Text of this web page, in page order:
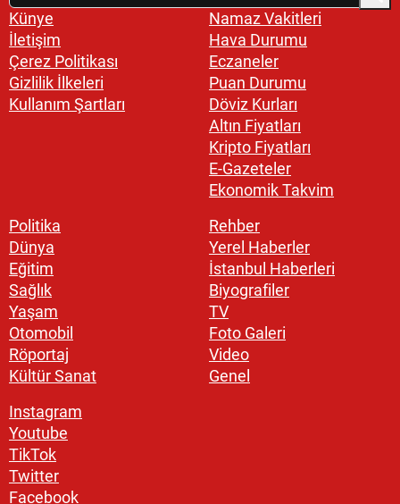
Künye
İletişim
Çerez Politikası
Gizlilik İlkeleri
Kullanım Şartları
Namaz Vakitleri
Hava Durumu
Eczaneler
Puan Durumu
Döviz Kurları
Altın Fiyatları
Kripto Fiyatları
E-Gazeteler
Ekonomik Takvim
Politika
Dünya
Eğitim
Sağlık
Yaşam
Otomobil
Röportaj
Kültür Sanat
Rehber
Yerel Haberler
İstanbul Haberleri
Biyografiler
TV
Foto Galeri
Video
Genel
Instagram
Youtube
TikTok
Twitter
Facebook